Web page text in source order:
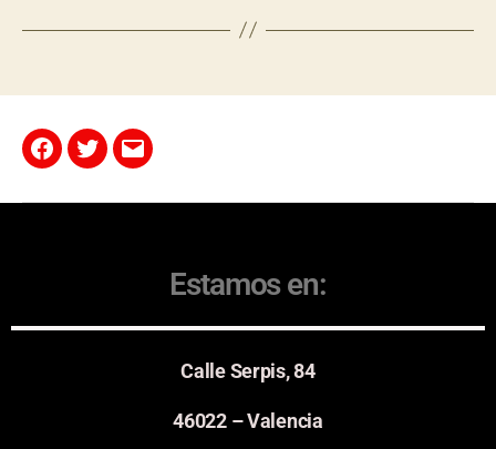
Estamos en:
Calle Serpis, 84
46022 – Valencia